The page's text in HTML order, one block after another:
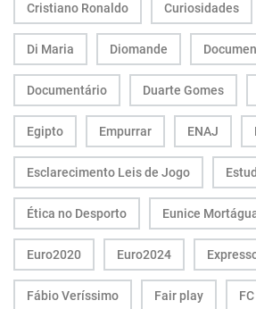
Cristiano Ronaldo Curiosidades
Di Maria Diomande
Documentário Duarte Gomes
Egipto Empurrar ENAJ
Esclarecimento Leis de Jogo
Ética no Desporto Eunice
Euro2020 Euro2024
Fábio Veríssimo Fair play